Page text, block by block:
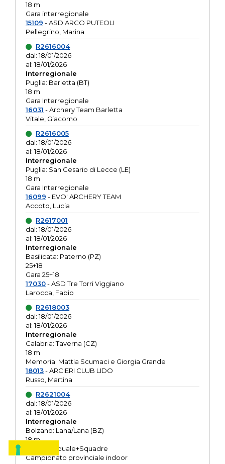
18 m
Gara interregionale
15109 - ASD ARCO PUTEOLI
Pellegrino, Marina
R2616004
dal: 18/01/2026
al: 18/01/2026
Interregionale
Puglia: Barletta (BT)
18 m
Gara Interregionale
16031 - Archery Team Barletta
Vitale, Giacomo
R2616005
dal: 18/01/2026
al: 18/01/2026
Interregionale
Puglia: San Cesario di Lecce (LE)
18 m
Gara Interregionale
16099 - EVO' ARCHERY TEAM
Accoto, Lucia
R2617001
dal: 18/01/2026
al: 18/01/2026
Interregionale
Basilicata: Paterno (PZ)
25+18
Gara 25+18
17030- ASD Tre Torri Viggiano
Larocca, Fabio
R2618003
dal: 18/01/2026
al: 18/01/2026
Interregionale
Calabria: Taverna (CZ)
18 m
Memorial Mattia Scumaci e Giorgia Grande
18013- ARCIERI CLUB LIDO
Russo, Martina
R2621004
dal: 18/01/2026
al: 18/01/2026
Interregionale
Bolzano: Lana/Lana (BZ)
18 m
O.R. Individuale+Squadre
Campionato provinciale indoor